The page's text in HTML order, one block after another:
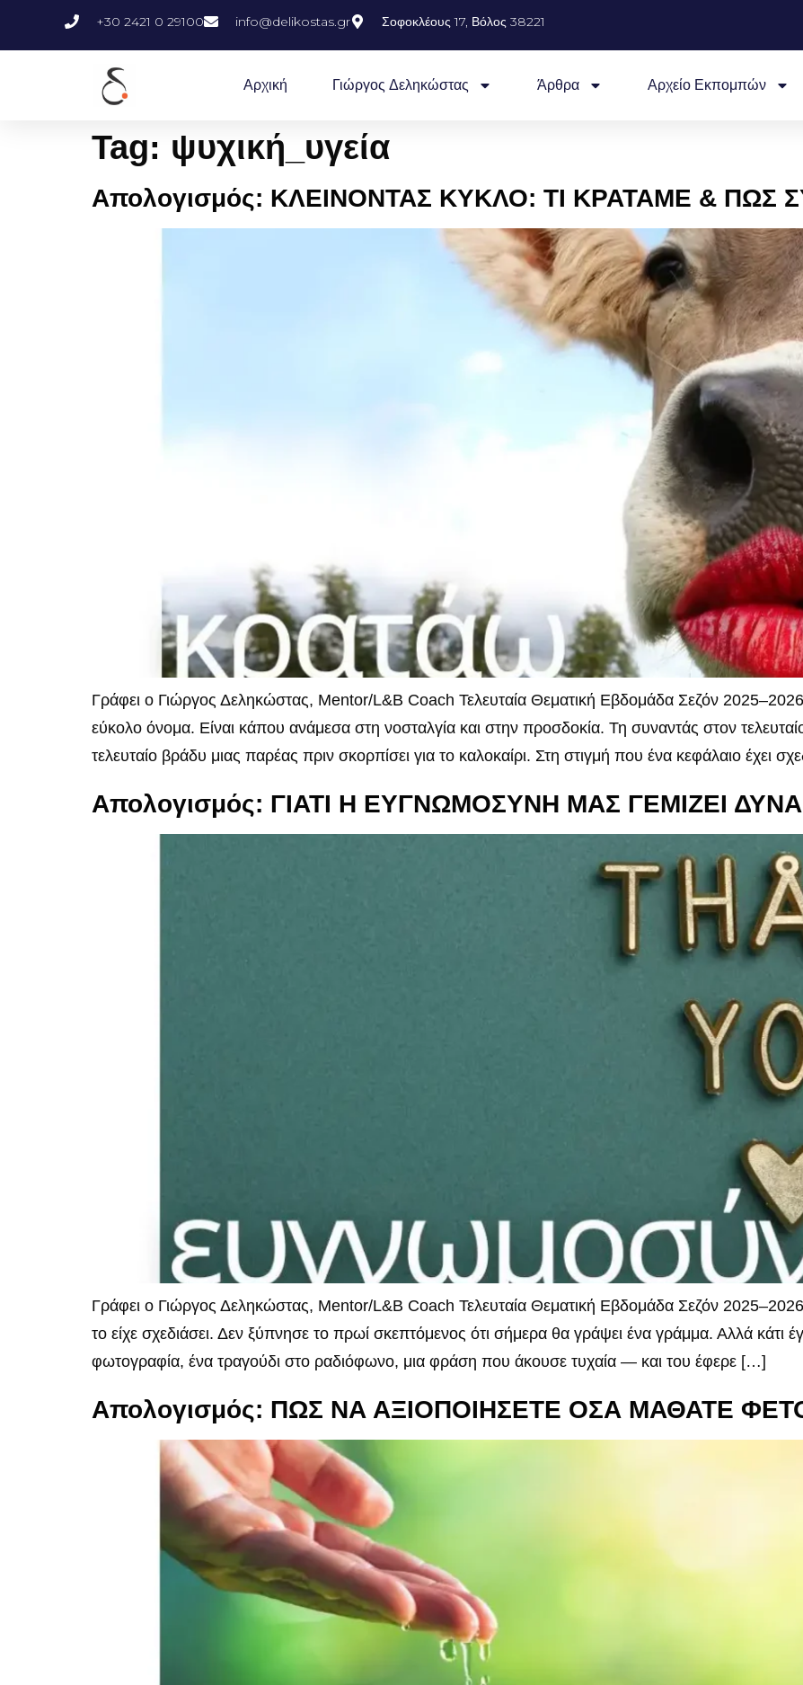
+30 2421 0 29100 info@delikostas.gr Σοφοκλέους 17, Βόλος 38221
Αρχική Γιώργος Δεληκώστας Άρθρα Αρχείο Εκπομπών
Tag: ψυχική_υγεία
Απολογισμός: ΚΛΕΙΝΟΝΤΑΣ ΚΥΚΛΟ: ΤΙ ΚΡΑΤΑΜΕ & ΠΩΣ
Γράφει ο Γιώργος Δεληκώστας, Mentor/L&B Coach Τελευταία Θεματική Εβδομάδα Σεζόν
εύκολο όνομα. Είναι κάπου ανάμεσα στη νοσταλγία και στην προσδοκία. Τη συναντάς στον
τελευταίο βράδυ μιας παρέας πριν σκορπίσει για το καλοκαίρι. Στη στιγμή που ένα κεφάλαιο έχει
Απολογισμός: ΓΙΑΤΙ Η ΕΥΓΝΩΜΟΣΥΝΗ ΜΑΣ ΓΕΜΙΖΕΙ
Γράφει ο Γιώργος Δεληκώστας, Mentor/L&B Coach Τελευταία Θεματική Εβδομάδα Σεζόν
το είχε σχεδιάσει. Δεν ξύπνησε το πρωί σκεπτόμενος ότι σήμερα θα γράψει ένα γράμμα. Αλλά κάτι
φωτογραφία, ένα τραγούδι στο ραδιόφωνο, μια φράση που άκουσε τυχαία — και του έφερε […]
Απολογισμός: ΠΩΣ ΝΑ ΑΞΙΟΠΟΙΗΣΕΤΕ ΟΣΑ ΜΑΘΑΤΕ